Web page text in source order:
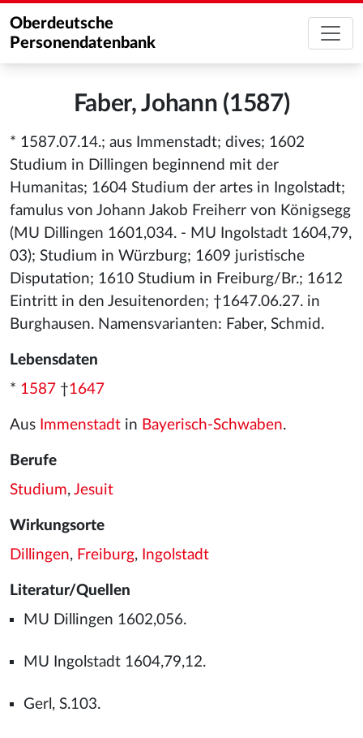
Oberdeutsche
Personendatenbank
Faber, Johann (1587)
* 1587.07.14.; aus Immenstadt; dives; 1602
Studium in Dillingen beginnend mit der
Humanitas; 1604 Studium der artes in Ingolstadt;
famulus von Johann Jakob Freiherr von Königsegg
(MU Dillingen 1601,034. - MU Ingolstadt 1604,79,
03); Studium in Würzburg; 1609 juristische
Disputation; 1610 Studium in Freiburg/Br.; 1612
Eintritt in den Jesuitenorden; †1647.06.27. in
Burghausen. Namensvarianten: Faber, Schmid.
Lebensdaten
* 1587 †1647
Aus Immenstadt in Bayerisch-Schwaben.
Berufe
Studium, Jesuit
Wirkungsorte
Dillingen, Freiburg, Ingolstadt
Literatur/Quellen
MU Dillingen 1602,056.
MU Ingolstadt 1604,79,12.
Gerl, S.103.